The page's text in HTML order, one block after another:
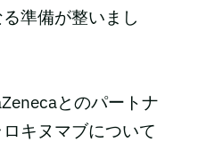
準備が整いまし
とのパートナ
キヌマブについて